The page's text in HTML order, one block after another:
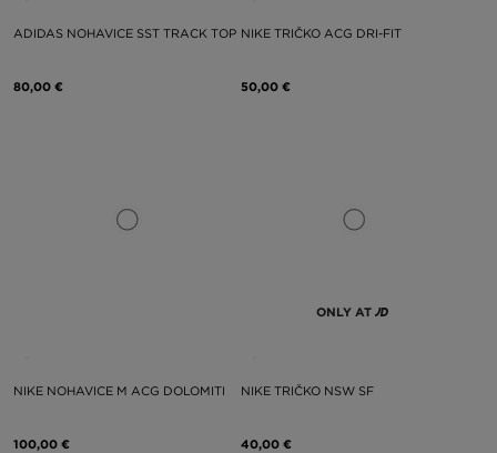
ADIDAS NOHAVICE SST TRACK TOP
80,00 €
NIKE TRIČKO ACG DRI-FIT
50,00 €
NIKE NOHAVICE M ACG DOLOMITI
100,00 €
ONLY AT
NIKE TRIČKO NSW SF
40,00 €